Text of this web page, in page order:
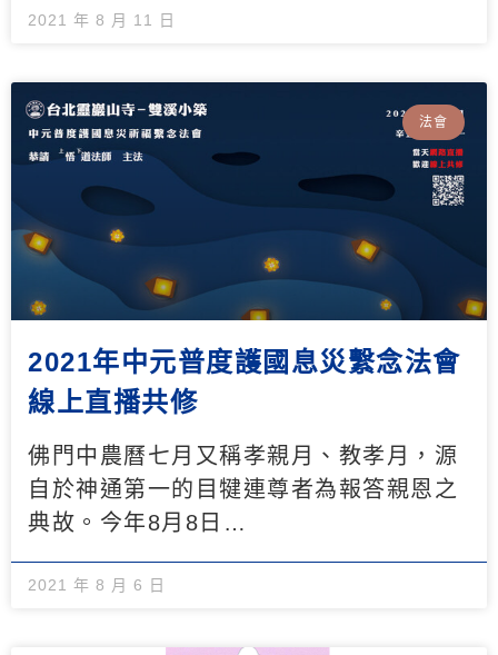
2021 年 8 月 11 日
法會
2021年中元普度護國息災繫念法會
線上直播共修
佛門中農曆七月又稱孝親月、教孝月，源
自於神通第一的目犍連尊者為報答親恩之
典故。今年8月8日…
2021 年 8 月 6 日